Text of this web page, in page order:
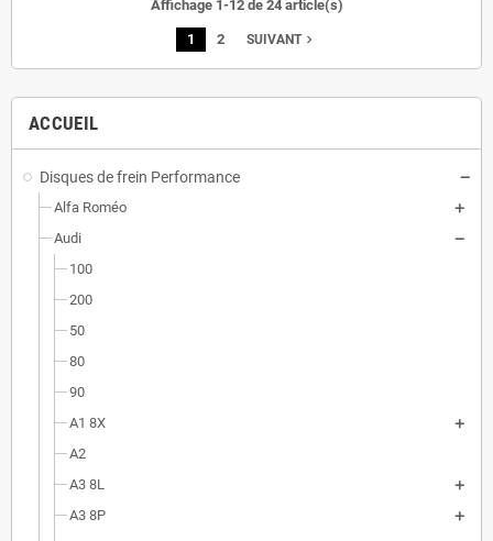
ACCUEIL
Disques de frein Performance
Alfa Roméo
Audi
100
200
50
80
90
A1 8X
A2
A3 8L
A3 8P
Affichage 1-12 de 24 article(s)
1 2 SUIVANTnavigate_next